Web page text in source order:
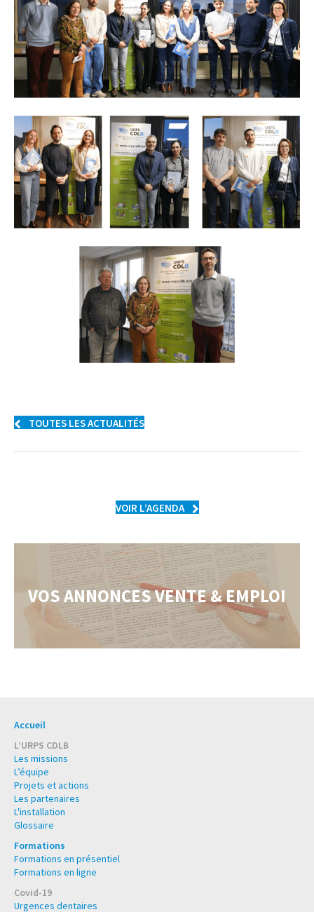
TOUTES LES ACTUALITÉS
VOIR L’AGENDA
VOS ANNONCES VENTE & EMPLOI
Accueil
L’URPS CDLB
Les missions
L’équipe
Projets et actions
Les partenaires
L'installation
Glossaire
Formations
Formations en présentiel
Formations en ligne
Covid-19
Urgences dentaires